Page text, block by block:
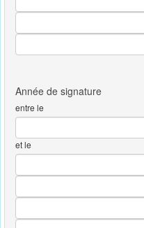
entre le
et le